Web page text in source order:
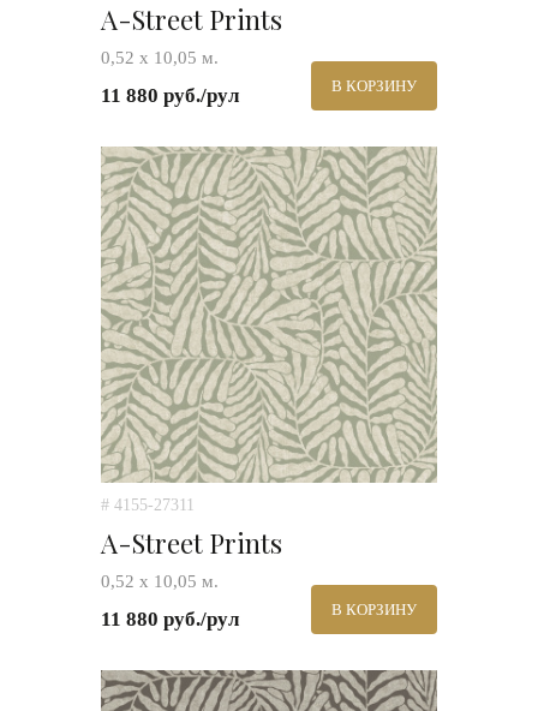
A-Street Prints
0,52 х 10,05 м.
11 880 руб./рул В КОРЗИНУ
# 4155-27311
A-Street Prints
0,52 х 10,05 м.
11 880 руб./рул В КОРЗИНУ